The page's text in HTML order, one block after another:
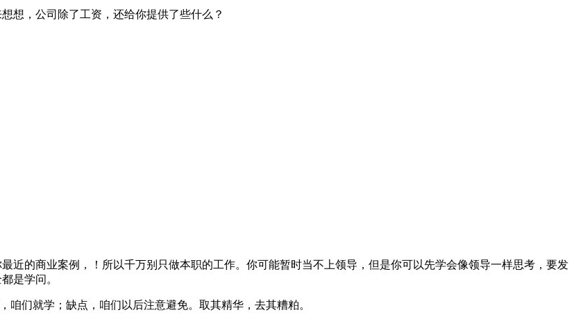
想，公司除了工资，还给你提供了些什么？
近的商业案例，！所以千万别只做本职的工作。你可能暂时当不上领导，但是你可以先学会像领导一样思考，要发
是学问。
们就学；缺点，咱们以后注意避免。取其精华，去其糟粕。